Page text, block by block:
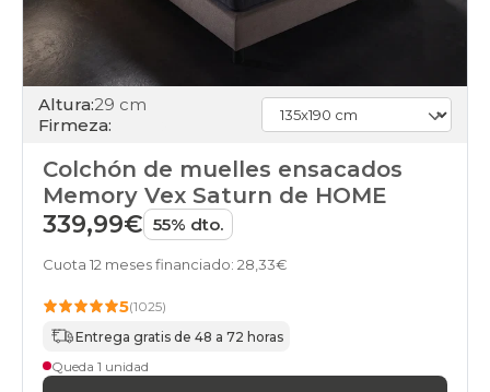
Altura:29 cm
Firmeza:
Colchón de muelles ensacados
Memory Vex Saturn de HOME
339,99€ 55% dto.
Cuota 12 meses financiado: 28,33€
5(1025)
Entrega gratis de 48 a 72 horas
Queda 1 unidad